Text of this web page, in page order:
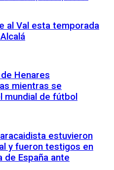
al Val esta temporada
Henares
mientras se
mundial de fútbol
estuvieron
y fueron testigos en
España ante